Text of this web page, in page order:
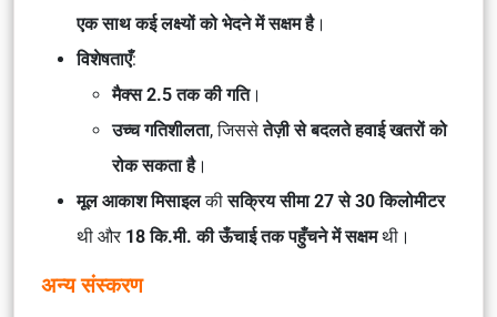
एक साथ कई लक्ष्यों को भेदने में सक्षम है।
विशेषताएँ:
मैक्स 2.5 तक की गति।
उच्च गतिशीलता, जिससेतेज़ी से बदलते हवाई खतरों को
रोक सकता है।
मूल आकाश मिसाइलकीसक्रिय सीमा 27 से 30 किलोमीटर
थी और 18 कि.मी. की ऊँचाई तक पहुँचने में सक्षमथी।
अन्य संस्करण